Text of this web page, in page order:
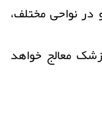
نواحی مختلف،
معالج خواهد